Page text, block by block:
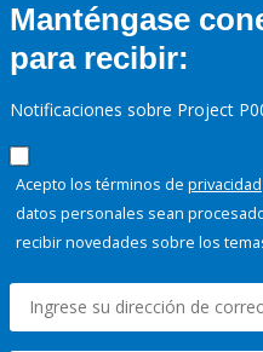
Manténgase
para recibir:
Notificaciones sobre Project
Acepto los términos de privacidad
datos personales sean
recibir novedades sobre los